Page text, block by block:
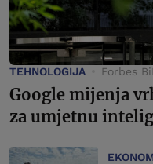
TEHNOLOGIJA Forbes
Google mijenja
za umjetnu